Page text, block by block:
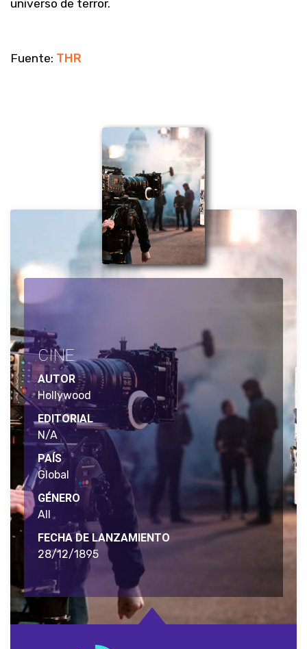
universo de terror.
Fuente: THR
CINE
AUTOR
Hollywood
EDITORIAL
N/A
PAÍS
Global
GÉNERO
All
FECHA DE LANZAMIENTO
28/12/1895